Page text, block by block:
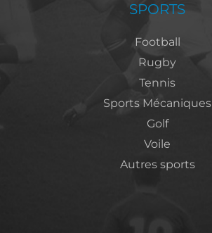
SPORTS
Football
Rugby
Tennis
Sports Mécaniques
Golf
Voile
Autres sports